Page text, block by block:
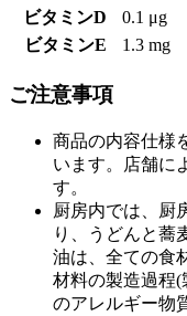
ビタミンD
0.1 μg
ビタミンE
1.3 mg
ご注意事項
商品の内容仕様
います。店舗に
す。
厨房内では、厨
り、うどんと蕎
油は、全ての食
材料の製造過程
のアレルギー物